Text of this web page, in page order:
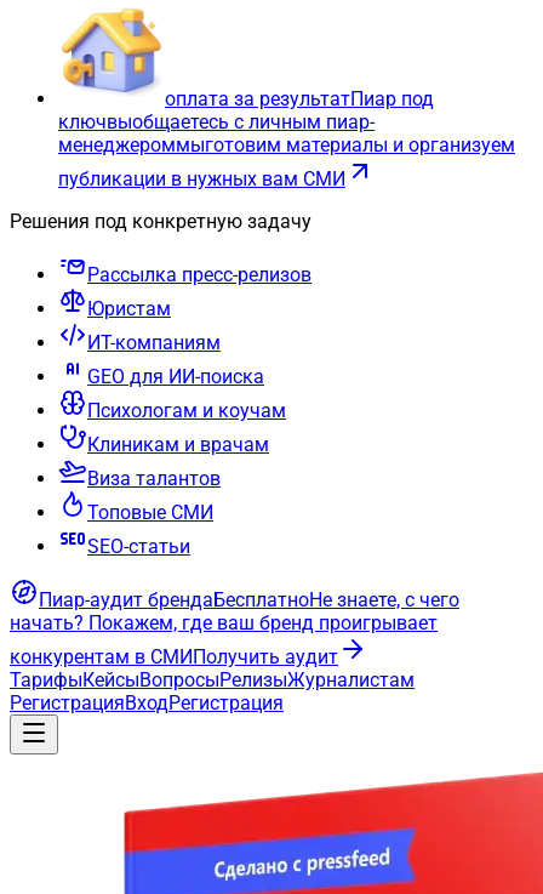
оплата за результатПиар под
ключвыобщаетесь с личным пиар-
менеджероммыготовим материалы и организуем
публикации в нужных вам СМИ
Решения под конкретную задачу
Рассылка пресс-релизов
Юристам
ИТ-компаниям
GEO для ИИ-поиска
Психологам и коучам
Клиникам и врачам
Виза талантов
Топовые СМИ
SEO-статьи
Пиар-аудит брендаБесплатноНе знаете, с чего
начать? Покажем, где ваш бренд проигрывает
конкурентам в СМИПолучить аудит
ТарифыКейсыВопросыРелизыЖурналистам
РегистрацияВходРегистрация